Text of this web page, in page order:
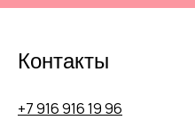
+7 916 916 19 96
Контакты